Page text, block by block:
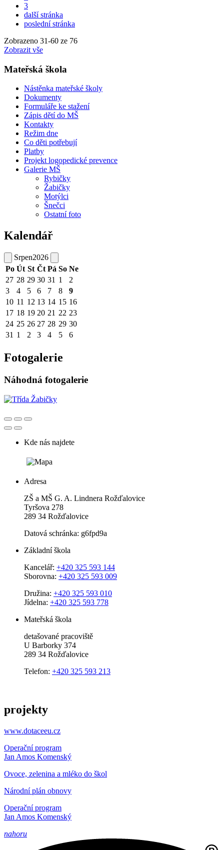
3
další stránka
poslední stránka
Zobrazeno 31-60 ze 76
Zobrazit vše
Mateřská škola
Nástěnka mateřské školy
Dokumenty
Formuláře ke stažení
Zápis dětí do MŠ
Kontakty
Režim dne
Co děti potřebují
Platby
Projekt logopedické prevence
Galerie MŠ
Rybičky
Žabičky
Motýlci
Šnečci
Ostatní foto
Kalendář
Srpen2026
Po Út St Čt Pá So Ne
27 28 29 30 31 1
2
3
4 5 6 7 8
9
10 11 12 13 14 15 16
17 18 19 20 21 22 23
24 25 26 27 28 29 30
31 1 2 3 4 5 6
Fotogalerie
Náhodná fotogalerie
Kde nás najdete
Adresa
ZŠ a MŠ G. A. Lindnera Rožďalovice
Tyršova 278
289 34 Rožďalovice
Datová schránka: g6fpd9a
Základní škola
Kancelář: +420 325 593 144
Sborovna: +420 325 593 009
Družina: +420 325 593 010
Jídelna: +420 325 593 778
Mateřská škola
detašované pracoviště
U Barborky 374
289 34 Rožďalovice
Telefon: +420 325 593 213
projekty
www.dotaceeu.cz
Operační program
Jan Amos Komenský
Ovoce, zelenina a mléko do škol
Národní plán obnovy
Operační program
Jan Amos Komenský
nahoru